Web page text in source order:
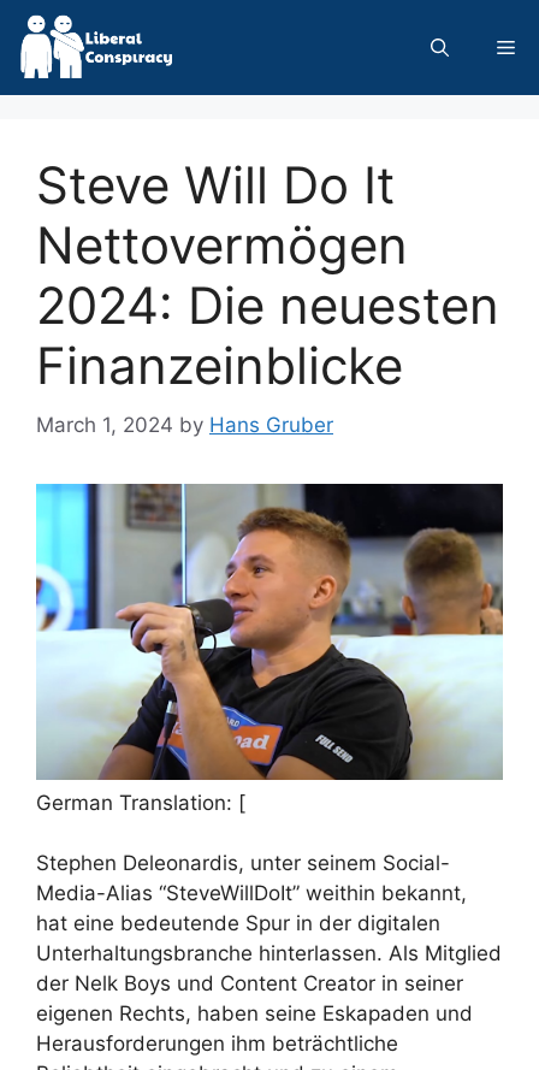
Skip
content
Steve Will Do It
Nettovermögen
2024: Die neuesten
Finanzeinblicke
March 1, 2024 by Hans Gruber
German Translation: [
Stephen Deleonardis, unter seinem Social-
Media-Alias “SteveWillDoIt” weithin bekannt,
hat eine bedeutende Spur in der digitalen
Unterhaltungsbranche hinterlassen. Als Mitglied
der Nelk Boys und Content Creator in seiner
eigenen Rechts, haben seine Eskapaden und
Herausforderungen ihm beträchtliche